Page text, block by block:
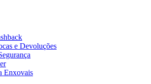
e Devoluções
Enxovais